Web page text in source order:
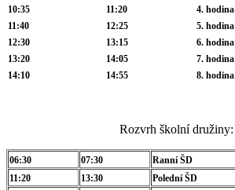
10:35
11:20
4. hodina
11:40
12:25
5. hodina
12:30
13:15
6. hodina
13:20
14:05
7. hodina
14:10
14:55 8. hodina
Rozvrh školní družiny:
06:30 07:30
Ranní ŠD
11:20
13:30
Polední ŠD